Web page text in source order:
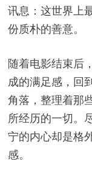
讯息：这世界上
份质朴的善意。
随着电影结束后
成的满足感，回
角落，整理着那
所经历的一切。
宁的内心却是格
感。